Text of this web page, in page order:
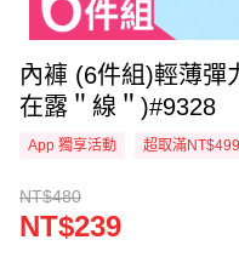
內褲 (6件組)輕薄彈
在露＂線＂)#9328
App 獨享活動 超取滿
NT$480
NT$239